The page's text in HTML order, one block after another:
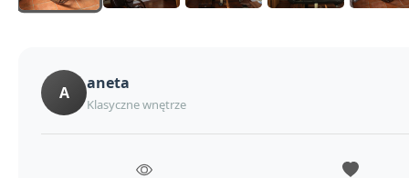
A aneta
Klasyczne wnętrze